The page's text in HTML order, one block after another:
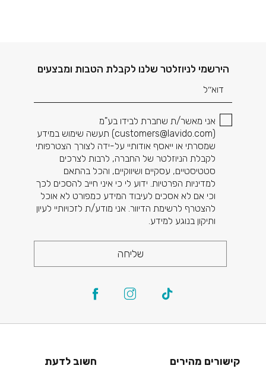
הירשמי לניוזלטר שלנו לקבלת הטבות ומבצעים
דוא׳׳ל
אני מאשר/ת שחברת לבידו בע"מ
(
customers@lavido.com) תעשה שימוש במידע
שמסרתי או ייאסף אודותיי על-ידה לצורך הצטרפותי
לקבלת הניוזלטר של החברה, לרבות לצרכים
סטטיסטיים, עסקיים ושיווקיים, והכל בהתאם
למדיניות הפרטיות. ידוע לי כי איני חייב להסכים לכך
וכי אם לא אסכים לעיבוד המידע כמפורט לא אוכל
להצטרף לרשימת הדיוור. אני מודע/ת לזכויותיי לעיון
ותיקון בנוגע למידע.
שליחה
קישורים מהירים חשוב לדעת